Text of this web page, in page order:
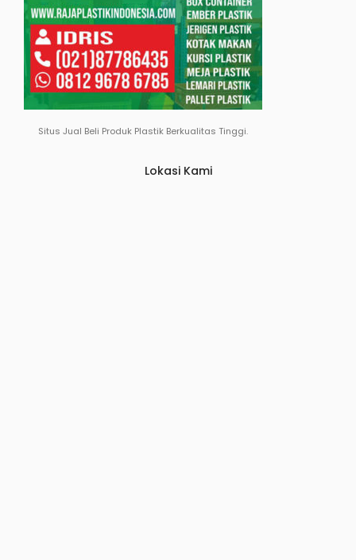
Situs Jual Beli Produk Plastik Berkualitas Tinggi.
Lokasi Kami